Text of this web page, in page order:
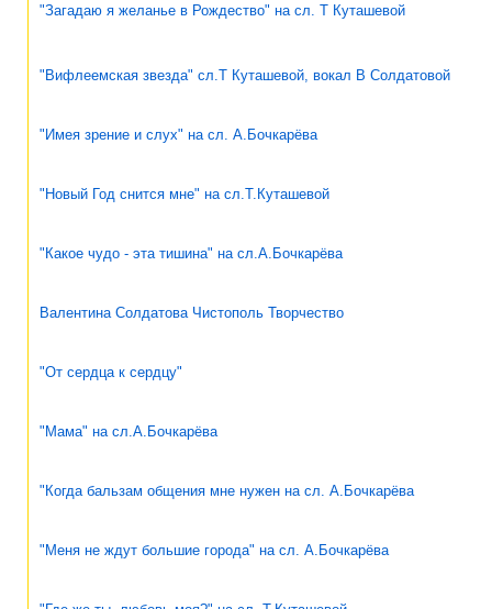
"Загадаю я желанье в Рождество" на сл. Т Куташевой
"Вифлеемская звезда" сл.Т Куташевой, вокал В Солдатовой
"Имея зрение и слух" на сл. А.Бочкарёва
"Новый Год снится мне" на сл.Т.Куташевой
"Какое чудо - эта тишина" на сл.А.Бочкарёва
Валентина Солдатова Чистополь Творчество
"От сердца к сердцу"
"Мама" на сл.А.Бочкарёва
"Когда бальзам общения мне нужен на сл. А.Бочкарёва
"Меня не ждут большие города" на сл. А.Бочкарёва